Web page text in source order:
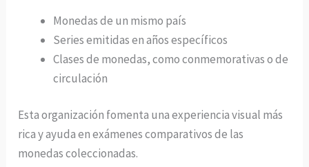
Monedas de un mismo país
Series emitidas en años específicos
Clases de monedas, como conmemorativas o de
circulación
Esta organización fomenta una experiencia visual más
rica y ayuda en exámenes comparativos de las
monedas coleccionadas.